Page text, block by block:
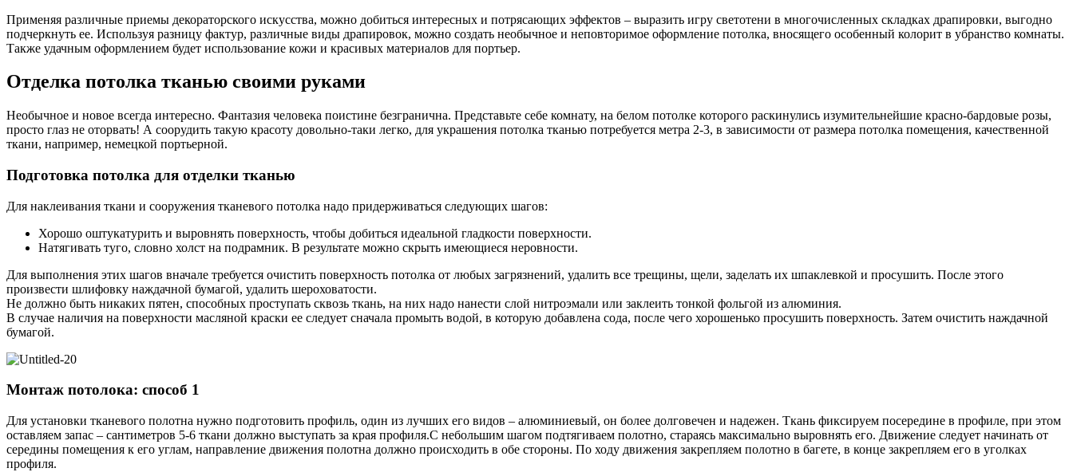
Применяя различные приемы декораторского искусства, можно добиться интересных и потрясающих эффектов – выразить игру светотени в многочисленных складках драпировки, выгодно
подчеркнуть ее. Используя разницу фактур, различные виды драпировок, можно создать необычное и неповторимое оформление потолка, вносящего особенный колорит в убранство комнаты.
Также удачным оформлением будет использование кожи и красивых материалов для портьер.
Отделка потолка тканью своими руками
Необычное и новое всегда интересно. Фантазия человека поистине безгранична. Представьте себе комнату, на белом потолке которого раскинулись изумительнейшие красно-бардовые розы,
просто глаз не оторвать! А соорудить такую красоту довольно-таки легко, для украшения потолка тканью потребуется метра 2-3, в зависимости от размера потолка помещения, качественной
ткани, например, немецкой портьерной.
Подготовка потолка для отделки тканью
Для наклеивания ткани и сооружения тканевого потолка надо придерживаться следующих шагов:
Хорошо оштукатурить и выровнять поверхность, чтобы добиться идеальной гладкости поверхности.
Натягивать туго, словно холст на подрамник. В результате можно скрыть имеющиеся неровности.
Для выполнения этих шагов вначале требуется очистить поверхность потолка от любых загрязнений, удалить все трещины, щели, заделать их шпаклевкой и просушить. После этого
произвести шлифовку наждачной бумагой, удалить шероховатости.
Не должно быть никаких пятен, способных проступать сквозь ткань, на них надо нанести слой нитроэмали или заклеить тонкой фольгой из алюминия.
В случае наличия на поверхности масляной краски ее следует сначала промыть водой, в которую добавлена сода, после чего хорошенько просушить поверхность. Затем очистить наждачной
бумагой.
Монтаж потолока: способ 1
Для установки тканевого полотна нужно подготовить профиль, один из лучших его видов – алюминиевый, он более долговечен и надежен. Ткань фиксируем посередине в профиле, при этом
оставляем запас – сантиметров 5-6 ткани должно выступать за края профиля.С небольшим шагом подтягиваем полотно, стараясь максимально выровнять его. Движение следует начинать от
середины помещения к его углам, направление движения полотна должно происходить в обе стороны. По ходу движения закрепляем полотно в багете, в конце закрепляем его в уголках
профиля.